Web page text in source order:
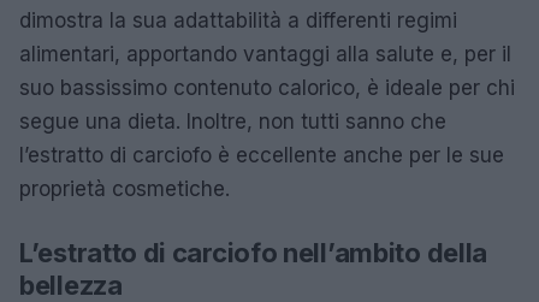
dimostra la sua adattabilità a differenti regimi
alimentari, apportando vantaggi alla salute e, per il
suo bassissimo contenuto calorico, è ideale per chi
segue una dieta. Inoltre, non tutti sanno che
l’estratto di carciofo è eccellente anche per le sue
proprietà cosmetiche.
L’estratto di carciofo nell’ambito della
bellezza